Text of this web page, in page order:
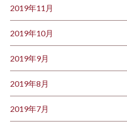
2019年11月
2019年10月
2019年9月
2019年8月
2019年7月